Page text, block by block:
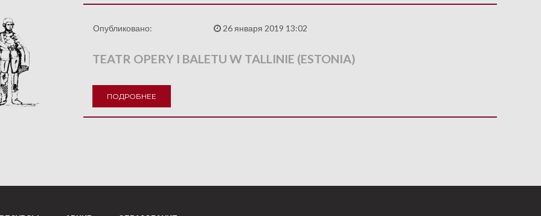
Опубликовано: 26 января 2019 13:02
TEATR OPERY I BALETU W TALLINIE (ESTONIA)
ПОДРОБНЕЕ